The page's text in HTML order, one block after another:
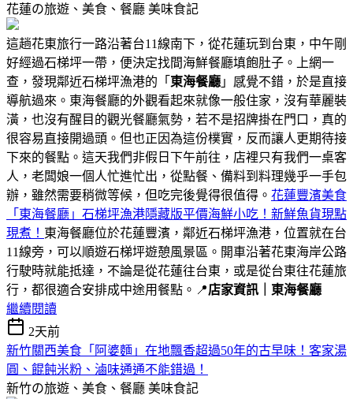
花蓮の旅遊、美食、餐廳 美味食記
這趟花東旅行一路沿著台11線南下，從花蓮玩到台東，中午剛
好經過石梯坪一帶，便決定找間海鮮餐廳填飽肚子。上網一
查，發現鄰近石梯坪漁港的「 東海餐廳 」感覺不錯，於是直接
導航過來。東海餐廳的外觀看起來就像一般住家，沒有華麗裝
潢，也沒有醒目的觀光餐廳氣勢，若不是招牌掛在門口，真的
很容易直接開過頭。但也正因為這份樸實，反而讓人更期待接
下來的餐點。這天我們非假日下午前往，店裡只有我們一桌客
人，老闆娘一個人忙進忙出，從點餐、備料到料理幾乎一手包
辦，雖然需要稍微等候，但吃完後覺得很值得。 花蓮豐濱美食
「東海餐廳」石梯坪漁港隱藏版平價海鮮小吃！新鮮魚貨現點
現煮！ 東海餐廳位於花蓮豐濱，鄰近石梯坪漁港，位置就在台
11線旁，可以順遊石梯坪遊憩風景區。開車沿著花東海岸公路
行駛時就能抵達，不論是從花蓮往台東，或是從台東往花蓮旅
行，都很適合安排成中途用餐點。📍店家資訊｜東海餐廳
繼續閱讀
2天前
新竹關西美食「阿婆麵」在地飄香超過50年的古早味！客家湯
圓、餛飩米粉、滷味通通不能錯過！
新竹の旅遊、美食、餐廳 美味食記